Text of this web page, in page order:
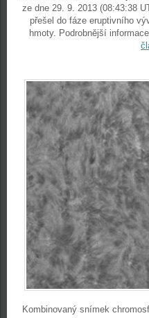
ze dne 29. 9. 2013 (08:43:38
přešel do fáze eruptivního
hmoty. Podrobnější
Kombinovaný snímek